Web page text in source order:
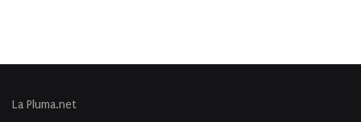
La Pluma.net